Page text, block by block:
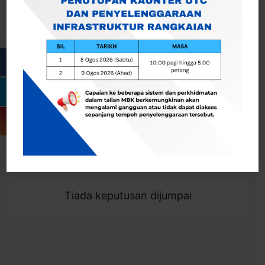
Togol Penapis
Showing 0 result
Tiada keputusan dijumpai